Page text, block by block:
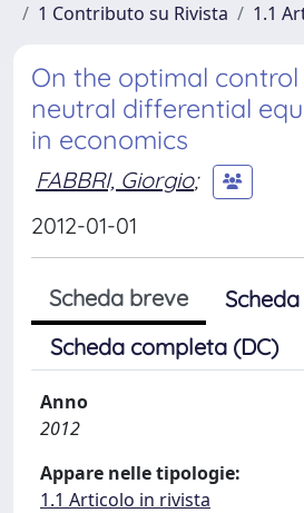
1 Contributo su Rivista
1.1
On the optimal
neutral differential
in economics
FABBRI, Giorgio;
2012-01-01
Scheda breve
Scheda completa (DC)
Anno
2012
Appare nelle tipologie:
1.1 Articolo in rivista